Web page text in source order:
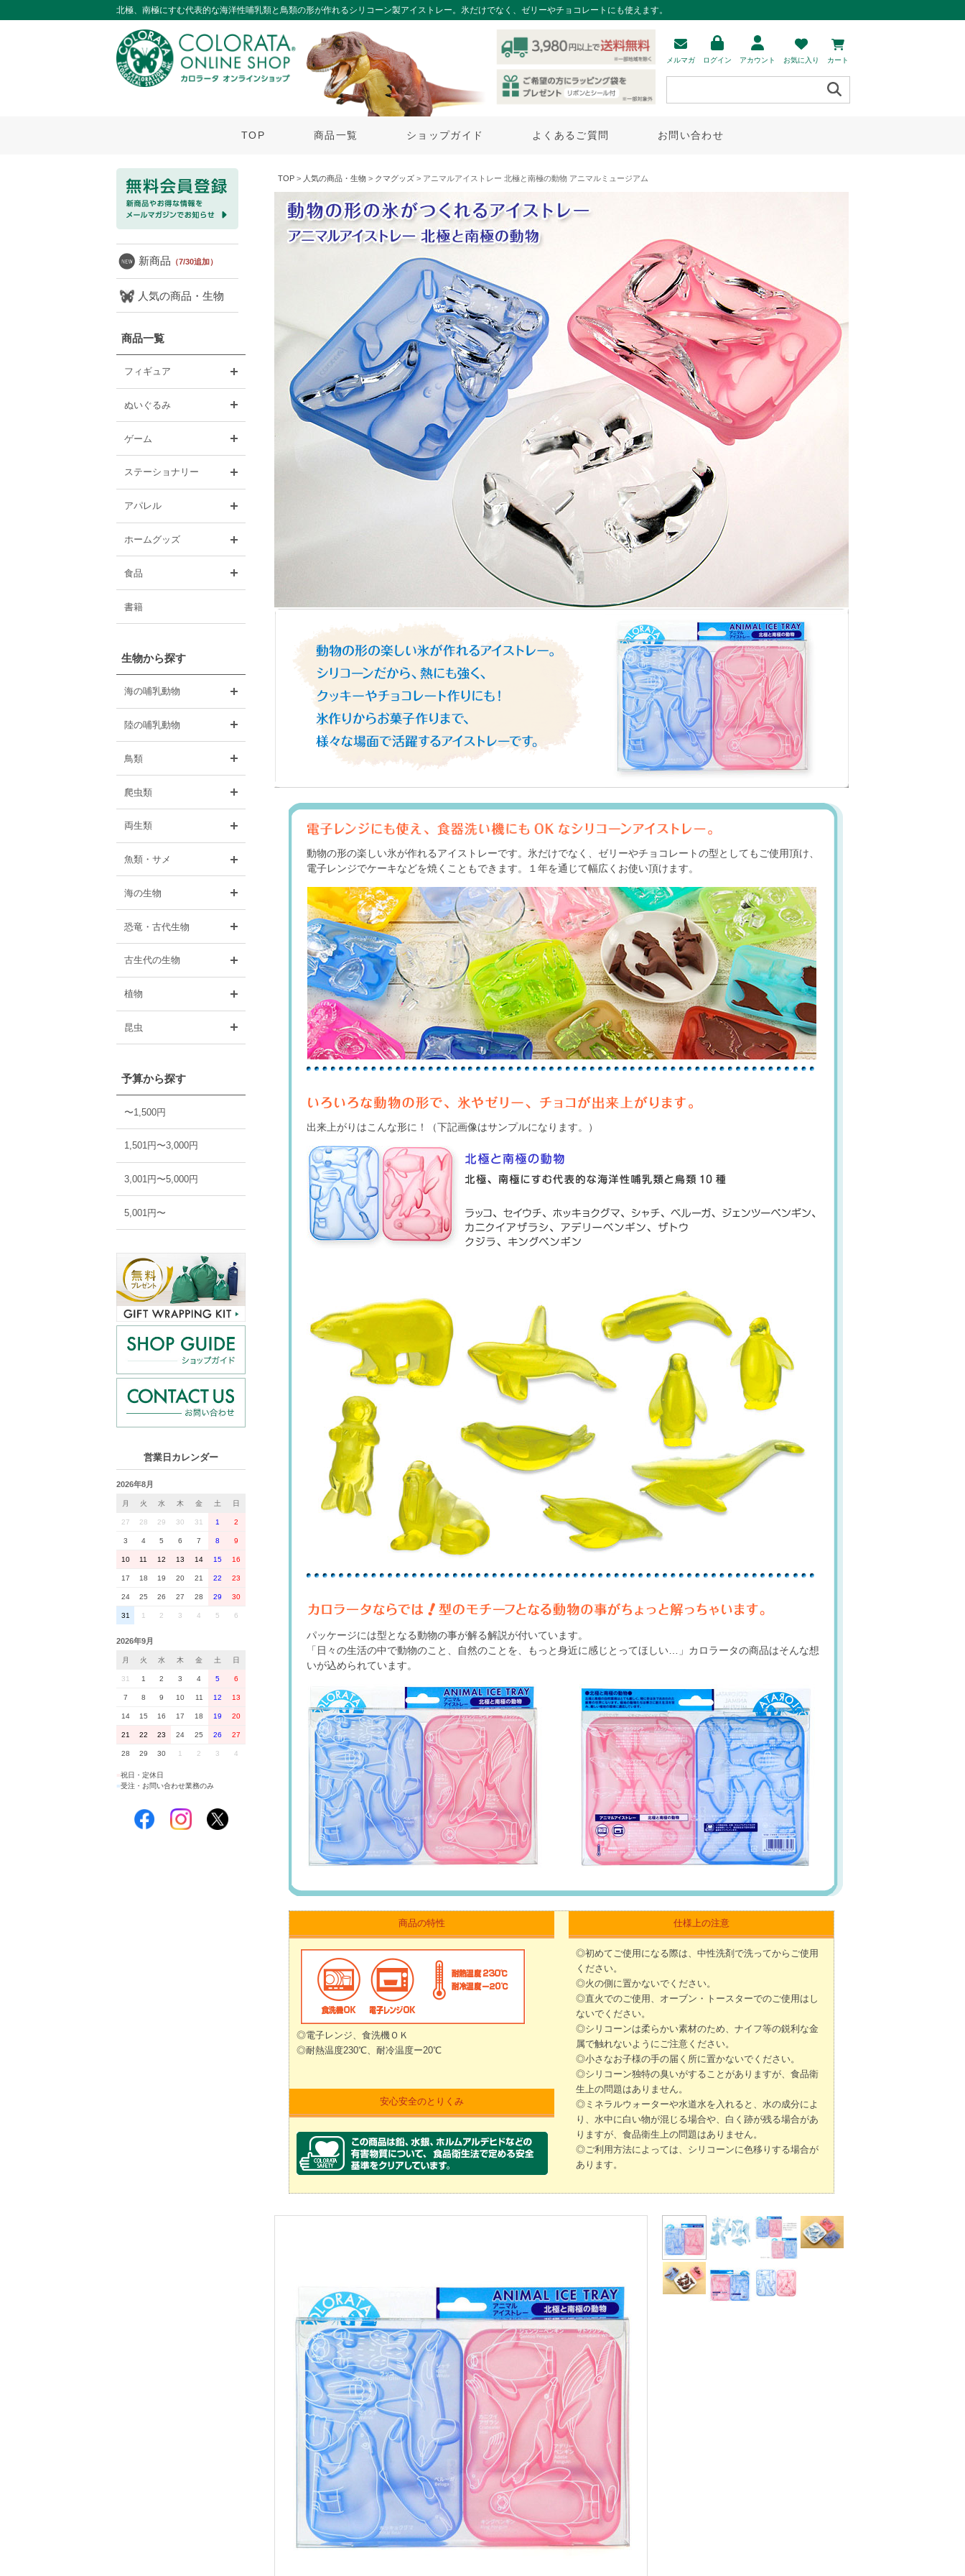
北極、南極にすむ代表的な海洋性哺乳類と鳥類の形が作れるシリコーン製アイストレー。氷だけでなく、ゼリーやチョコレートにも使えます。
メルマガ ログイン アカウント お気に入り カート
TOP 商品一覧 ショップガイド よくあるご質問 お問い合わせ
新商品 （7/30追加）
人気の商品・生物
商品一覧
フィギュア
ぬいぐるみ
ゲーム
ステーショナリー
アパレル
ホームグッズ
食品
書籍
生物から探す
海の哺乳動物
陸の哺乳動物
鳥類
爬虫類
両生類
魚類・サメ
海の生物
恐竜・古代生物
古生代の生物
植物
昆虫
予算から探す
〜1,500円
1,501円〜3,000円
3,001円〜5,000円
5,001円〜
営業日カレンダー
2026年8月
月 火 水 木 金 土 日
27 28 29 30 31 1 2
3 4 5 6 7 8 9
10 11 12 13 14 15 16
17 18 19 20 21 22 23
24 25 26 27 28 29 30
31 1 2 3 4 5 6
2026年9月
月 火 水 木 金 土 日
31 1 2 3 4 5 6
7 8 9 10 11 12 13
14 15 16 17 18 19 20
21 22 23 24 25 26 27
28 29 30 1 2 3 4
祝日・定休日
■受注・お問い合わせ業務のみ
TOP > 人気の商品・生物 > クマグッズ > アニマルアイストレー 北極と南極の動物 アニマルミュージアム
動物の形の楽しい氷が作れるアイストレーです。氷だけでなく、ゼリーやチョコレートの型としてもご使用頂け、
電子レンジでケーキなどを焼くこともできます。１年を通じて幅広くお使い頂けます。
出来上がりはこんな形に！（下記画像はサンプルになります。）
パッケージには型となる動物の事が解る解説が付いています。
「日々の生活の中で動物のこと、自然のことを、もっと身近に感じとってほしい…」カロラータの商品はそんな想
いが込められています。
商品の特性 仕様上の注意
◎電子レンジ、食洗機ＯＫ
◎耐熱温度230℃、耐冷温度ー20℃
◎初めてご使用になる際は、中性洗剤で洗ってからご使用
ください。
◎火の側に置かないでください。
◎直火でのご使用、オーブン・トースターでのご使用はし
ないでください。
◎シリコーンは柔らかい素材のため、ナイフ等の鋭利な金
属で触れないようにご注意ください。
◎小さなお子様の手の届く所に置かないでください。
◎シリコーン独特の臭いがすることがありますが、食品衛
生上の問題はありません。
◎ミネラルウォーターや水道水を入れると、水の成分によ
り、水中に白い物が混じる場合や、白く跡が残る場合があ
りますが、食品衛生上の問題はありません。
◎ご利用方法によっては、シリコーンに色移りする場合が
あります。
安心安全のとりくみ